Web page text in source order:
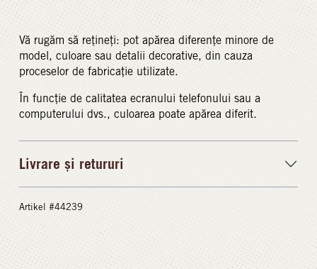
Vă rugăm să rețineți: pot apărea diferențe minore de
model, culoare sau detalii decorative, din cauza
proceselor de fabricație utilizate.
În funcție de calitatea ecranului telefonului sau a
computerului dvs., culoarea poate apărea diferit.
Livrare și retururi
Artikel #44239